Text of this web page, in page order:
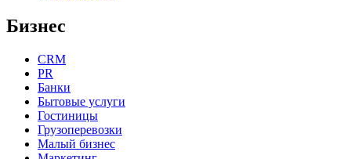
Бизнес
CRM
PR
Банки
Бытовые услуги
Гостиницы
Грузоперевозки
Малый бизнес